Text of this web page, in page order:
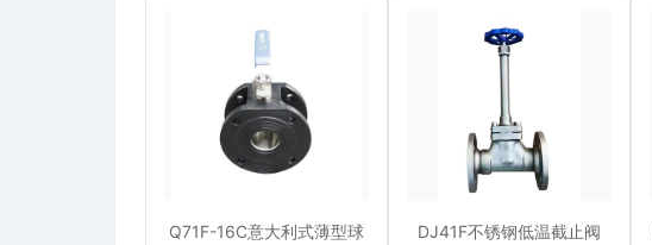
Q71F-16C意大利式薄型球
DJ41F不锈钢低温截止阀